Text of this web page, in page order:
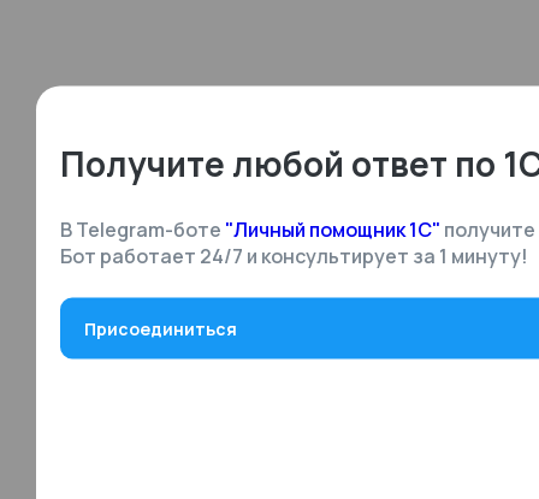
Получите любой ответ по
В Telegram-боте "Личный помощник 1С"
Бот работает 24/7 и консультирует за 1 минуту!
Присоединиться